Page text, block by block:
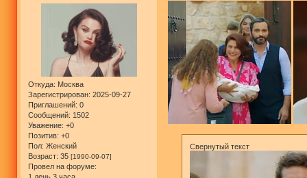
Откуда: Москва
Зарегистрирован: 2025-09-27
Приглашений: 0
Сообщений: 1502
Уважение: +0
Позитив: +0
Пол: Женский
Возраст: 35 [1990-09-07]
Провел на форуме:
Свернутый текст